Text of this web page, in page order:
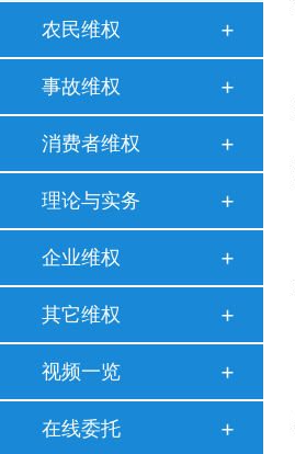
农民维权
事故维权
消费者维权
理论与实务
企业维权
其它维权
视频一览
在线委托